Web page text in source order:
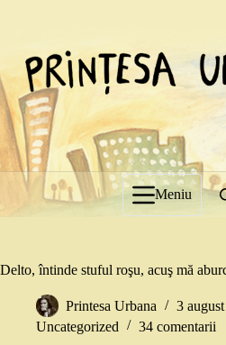
Meniu
Delto, întinde stuful roşu, acuş mă
Printesa Urbana
3 august
Uncategorized
34 comentarii